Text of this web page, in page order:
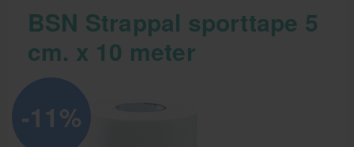
Fysiotherapieproducten
Verbruiksmaterialen
Kinesiotape
Sporttape
Bandages en zwachtels
BSN Strappal sporttape 5
cm. x 10 meter
-11%